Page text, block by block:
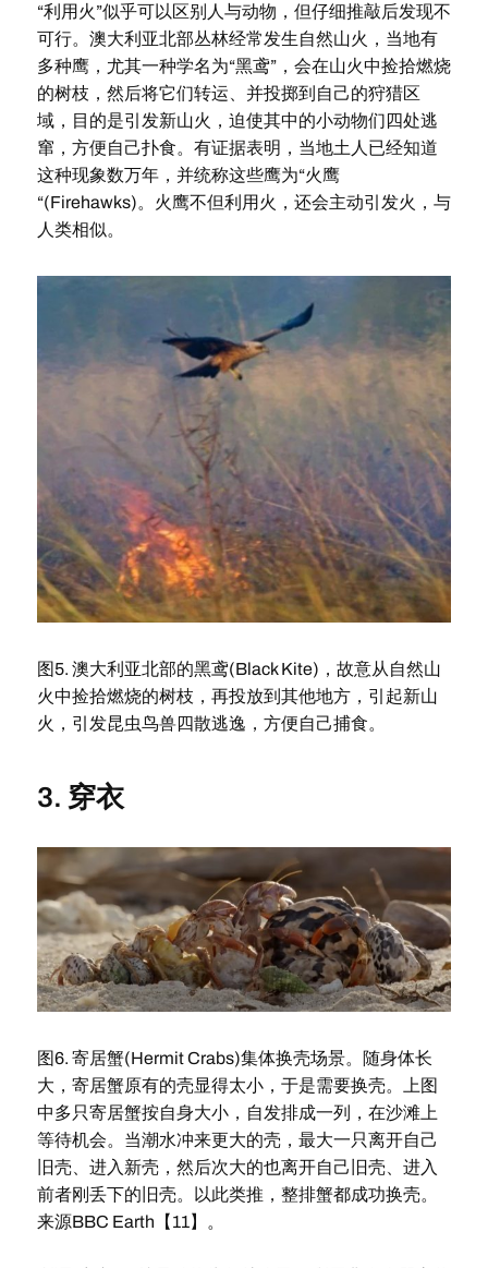
“利用火”似乎可以区别人与动物，但仔细推敲后发现不
可行。澳大利亚北部丛林经常发生自然山火，当地有
多种鹰，尤其一种学名为“黑鸢”，会在山火中捡拾燃烧
的树枝，然后将它们转运、并投掷到自己的狩猎区
域，目的是引发新山火，迫使其中的小动物们四处逃
窜，方便自己扑食。有证据表明，当地土人已经知道
这种现象数万年，并统称这些鹰为“火鹰
“(Firehawks)。火鹰不但利用火，还会主动引发火，与
人类相似。
图5. 澳大利亚北部的黑鸢(Black Kite)，故意从自然山
火中捡拾燃烧的树枝，再投放到其他地方，引起新山
火，引发昆虫鸟兽四散逃逸，方便自己捕食。
3. 穿衣
图6. 寄居蟹(Hermit Crabs)集体换壳场景。随身体长
大，寄居蟹原有的壳显得太小，于是需要换壳。上图
中多只寄居蟹按自身大小，自发排成一列，在沙滩上
等待机会。当潮水冲来更大的壳，最大一只离开自己
旧壳、进入新壳，然后次大的也离开自己旧壳、进入
前者刚丢下的旧壳。以此类推，整排蟹都成功换壳。
来源BBC Earth【11】。